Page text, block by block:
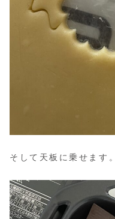
そして天板に乗せます。